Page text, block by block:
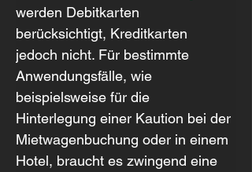
werden Debitkarten
berücksichtigt, Kreditkarten
jedoch nicht. Für bestimmte
Anwendungsfälle, wie
beispielsweise für die
Hinterlegung einer Kaution bei der
Mietwagenbuchung oder in einem
Hotel, braucht es zwingend eine